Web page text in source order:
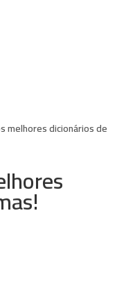
melhores dicionários de